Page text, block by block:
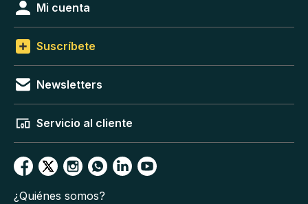
Mi cuenta
Suscríbete
Newsletters
Servicio al cliente
¿Quiénes somos?